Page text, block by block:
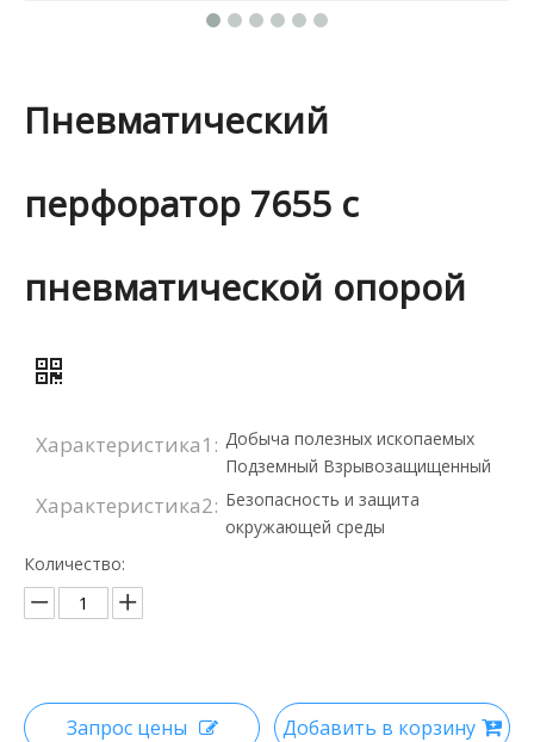
Пневматический
перфоратор 7655 с
пневматической опорой
Характеристика1: Добыча полезных ископаемых
Подземный Взрывозащищенный
Характеристика2: Безопасность и защита
окружающей среды
Количество:
Запрос цены Добавить в корзину